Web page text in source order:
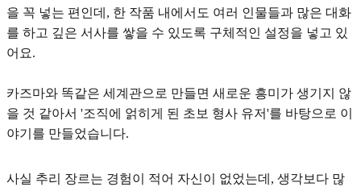
을 꼭 넣는 편인데, 한 작품 내에서도 여러 인물들과 많은 대화
를 하고 깊은 서사를 쌓을 수 있도록 구체적인 설정을 넣고 있
어요.
카즈마와 똑같은 세계관으로 만들면 새로운 흥미가 생기지 않
을 것 같아서 '조직에 얽히게 된 초보 형사 유저'를 바탕으로 이
야기를 만들었습니다.
사실 추리 장르는 경험이 적어 자신이 없었는데, 생각보다 많